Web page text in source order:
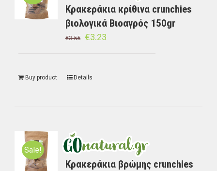
Κρακεράκια κρίθινα crunchies
βιολογικά Βιοαγρός 150gr
€3.55 €3.23
Buy product Details
Sale!
Κρακεράκια βρώμης crunchies